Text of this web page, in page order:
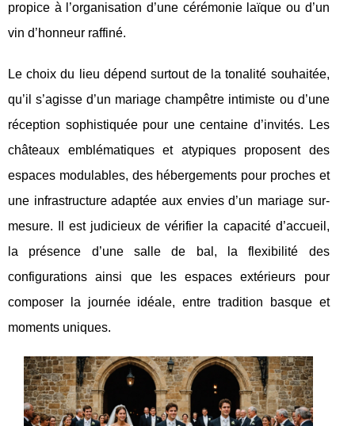
propice à l’organisation d’une cérémonie laïque ou d’un
vin d’honneur raffiné.
Le choix du lieu dépend surtout de la tonalité souhaitée,
qu’il s’agisse d’un mariage champêtre intimiste ou d’une
réception sophistiquée pour une centaine d’invités. Les
châteaux emblématiques et atypiques proposent des
espaces modulables, des hébergements pour proches et
une infrastructure adaptée aux envies d’un mariage sur-
mesure. Il est judicieux de vérifier la capacité d’accueil,
la présence d’une salle de bal, la flexibilité des
configurations ainsi que les espaces extérieurs pour
composer la journée idéale, entre tradition basque et
moments uniques.